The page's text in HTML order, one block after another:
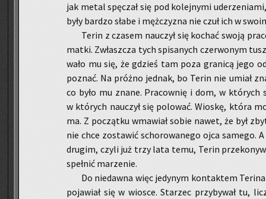
jak metal spę­czał się pod ko­lej­ny­mi
były bar­dzo słabe i męż­czy­zna nie czuł ich w
Terin z cza­sem na­uczył się ko­chać swoją
matki. Zwłasz­cza tych spi­sa­nych czer­wo­nym
wa­ło mu się, że gdzieś tam poza gra­ni­cą jego
po­znać. Na próż­no jed­nak, bo Terin nie umiał
co było mu znane. Pra­cow­nię i dom, w któ­rych
w któ­rych na­uczył się po­lo­wać. Wio­skę, która
ma. Z po­cząt­ku wma­wiał sobie nawet, że był
nie chce zo­sta­wić scho­ro­wa­ne­go ojca sa­me­go.
dru­gim, czyli już trzy lata temu, Terin
speł­nić ma­rze­nie.
Do nie­daw­na więc je­dy­nym kon­tak­tem
po­ja­wiał się w wio­sce. Sta­rzec przy­by­wał tu,